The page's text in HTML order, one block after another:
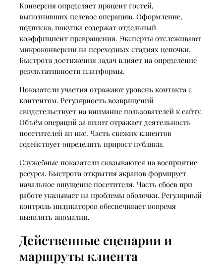
Конверсия определяет процент гостей,
выполнивших целевое операцию. Оформление,
подписка, покупка содержат отдельный
коэффициент превращения. Эксперты отслеживают
микроконверсии на переходных стадиях цепочки.
Быстрота достижения задач влияет на определение
результативности платформы.
Показатели участия отражают уровень контакта с
контентом. Регулярность возвращений
свидетельствует на внимание пользователей к сайту.
Объём операций за визит отражает деятельность
посетителей ап икс. Часть свежих клиентов
содействует определить прирост публики.
Служебные показатели сказываются на восприятие
ресурса. Быстрота открытия экранов формирует
начальное ощущение посетителя. Часть сбоев при
работе указывает на проблемы оболочки. Регулярный
контроль индикаторов обеспечивает вовремя
выявлять аномалии.
Действенные сценарии и
маршруты клиента